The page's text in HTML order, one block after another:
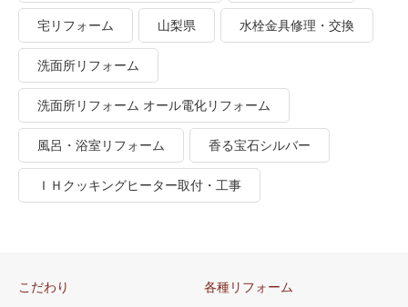
宅リフォーム 山梨県 水栓金具修理・交換
洗面所リフォーム
洗面所リフォーム オール電化リフォーム
風呂・浴室リフォーム 香る宝石シルバー
ＩＨクッキングヒーター取付・工事
こだわり 各種リフォーム